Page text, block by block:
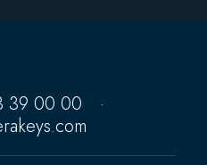
39 00 00
·